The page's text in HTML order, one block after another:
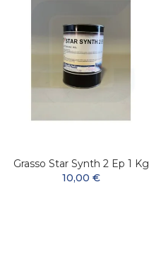
Grasso Star Synth 2 Ep 1 Kg
10,00 €